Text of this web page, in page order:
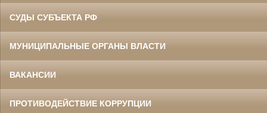
СУДЫ СУБЪЕКТА РФ
МУНИЦИПАЛЬНЫЕ ОРГАНЫ ВЛАСТИ
ВАКАНСИИ
ПРОТИВОДЕЙСТВИЕ КОРРУПЦИИ